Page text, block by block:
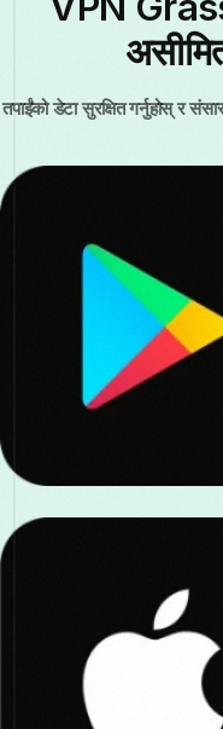
तपाईंको डेटा सुरक्षित गर्नुहोस् र